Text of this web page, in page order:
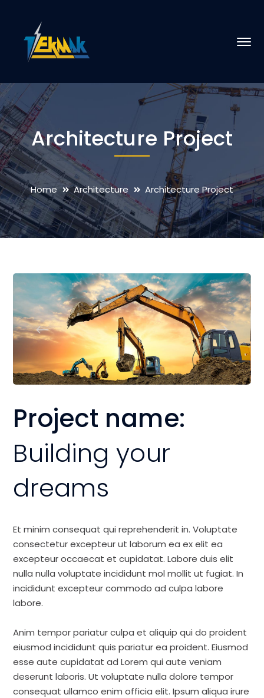
Architecture Project
Home Architecture Architecture Project
Project name:
Building your
dreams
Et minim consequat qui reprehenderit in. Voluptate
consectetur excepteur ut laborum ea ex elit ea
excepteur occaecat et cupidatat. Labore duis elit
nulla nulla voluptate incididunt mol mollit ut fugiat. In
incididunt excepteur commodo ad culpa labore
labore.
Anim tempor pariatur culpa et aliquip qui do proident
eiusmod incididunt quis pariatur ea proident. Eiusmod
esse aute cupidatat ad Lorem qui aute veniam
deserunt laboris. Ut voluptate nulla dolore tempor
consequat ullamco enim officia elit. Ipsum aliqua irure